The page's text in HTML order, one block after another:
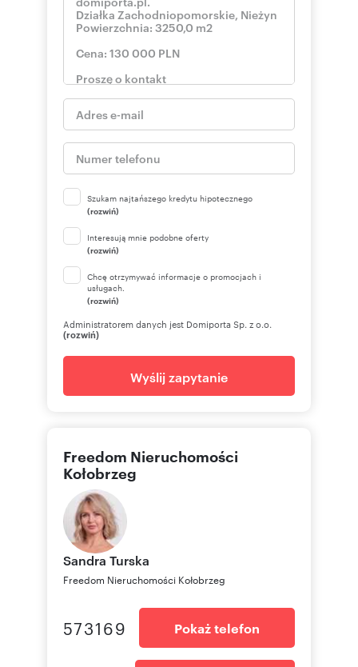
Ponadto niniejsze materiały stanowią tajemnicę
przedsiębiorstwa Freedom Franchise Sp. z o.o.
lub podmiotów współpracujących w rozumieniu
ustawy z dnia 16 kwietnia 1993 r. o zwalczaniu
poz. 1503 z późn. zm.). Niniejsze ogłoszenie nie
stanowi oferty w rozumieniu Kodeksu
Cywilnego, lecz ma charakter informacyjny."
Oferta wysłana z programu dla biur
nieruchomości ASARI CRM (asaricrm.com)
Numer oferty: 10871/3685/OGS
Szukam najtańszego kredytu hipotecznego
(rozwiń)
Interesują mnie podobne oferty
(rozwiń)
Chcę otrzymywać informacje o promocjach i
usługach.
(rozwiń)
Administratorem danych jest Domiporta Sp. z o.o.
(rozwiń)
Wyślij zapytanie
Freedom Nieruchomości
Kołobrzeg
Sandra Turska
Freedom Nieruchomości Kołobrzeg
573169 Pokaż telefon